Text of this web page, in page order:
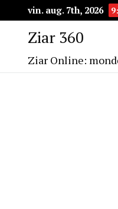
vin. aug. 7th, 2026
Ziar 360
Ziar Online: